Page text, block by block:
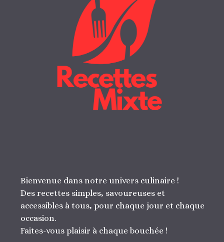
Bienvenue dans notre univers culinaire !
Des recettes simples, savoureuses et
accessibles à tous, pour chaque jour et chaque
occasion.
Faites-vous plaisir à chaque bouchée !